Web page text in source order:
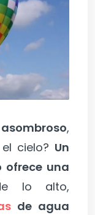
,
cielo? Un
ofrece una
lo alto,
de agua